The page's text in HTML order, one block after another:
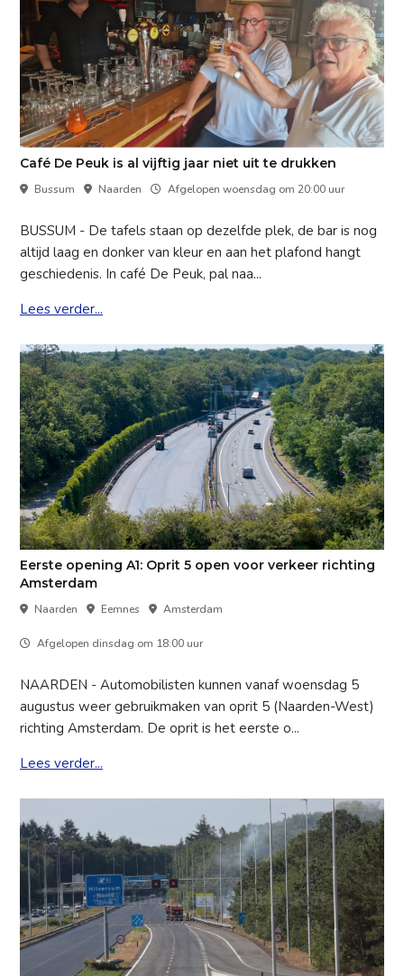
Café De Peuk is al vijftig jaar niet uit te drukken
Bussum Naarden Afgelopen woensdag om 20:00 uur
BUSSUM - De tafels staan op dezelfde plek, de bar is nog
altijd laag en donker van kleur en aan het plafond hangt
geschiedenis. In café De Peuk, pal naa...
Lees verder...
Eerste opening A1: Oprit 5 open voor verkeer richting
Amsterdam
Naarden Eemnes Amsterdam
Afgelopen dinsdag om 18:00 uur
NAARDEN - Automobilisten kunnen vanaf woensdag 5
augustus weer gebruikmaken van oprit 5 (Naarden-West)
richting Amsterdam. De oprit is het eerste o...
Lees verder...